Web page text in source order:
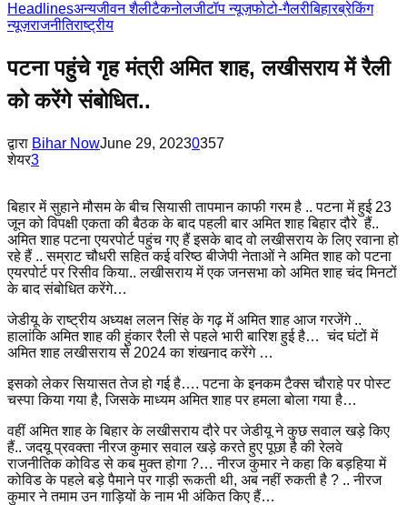
Headlinesअन्यजीवन शैलीटैकनोलजीटॉप न्यूज़फोटो-गैलरीबिहारब्रेकिंग
न्यूज़राजनीतिराष्ट्रीय
पटना पहुंचे गृह मंत्री अमित शाह, लखीसराय में रैली
को करेंगे संबोधित..
द्वारा Bihar NowJune 29, 20230357
शेयर3
बिहार में सुहाने मौसम के बीच सियासी तापमान काफी गरम है .. पटना में हुई 23
जून को विपक्षी एकता की बैठक के बाद पहली बार अमित शाह बिहार दौरे हैं..
अमित शाह पटना एयरपोर्ट पहुंच गए हैं इसके बाद वो लखीसराय के लिए रवाना हो
रहे हैं .. सम्राट चौधरी सहित कई वरिष्ठ बीजेपी नेताओं ने अमित शाह को पटना
एयरपोर्ट पर रिसीव किया.. लखीसराय में एक जनसभा को अमित शाह चंद मिनटों
के बाद संबोधित करेंगे…
जेडीयू के राष्ट्रीय अध्यक्ष ललन सिंह के गढ़ में अमित शाह आज गरजेंगे ..
हालांकि अमित शाह की हुंकार रैली से पहले भारी बारिश हुई है… चंद घंटों में
अमित शाह लखीसराय से 2024 का शंखनाद करेंगे …
इसको लेकर सियासत तेज हो गई है…. पटना के इनकम टैक्स चौराहे पर पोस्ट
चस्पा किया गया है, जिसके माध्यम अमित शाह पर हमला बोला गया है…
वहीं अमित शाह के बिहार के लखीसराय दौरे पर जेडीयू ने कुछ सवाल खड़े किए
हैं.. जदयू प्रवक्ता नीरज कुमार सवाल खड़े करते हुए पूछा है की रेलवे
राजनीतिक कोविड से कब मुक्त होगा ?… नीरज कुमार ने कहा कि बड़हिया में
कोविड के पहले बड़े पैमाने पर गाड़ी रूकती थी, अब नहीं रुकती है ? .. नीरज
कुमार ने तमाम उन गाड़ियों के नाम भी अंकित किए हैं…